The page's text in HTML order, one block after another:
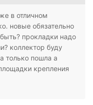
в отличном
новые обязательно
прокладки надо
коллектор буду
только пошла а
крепления